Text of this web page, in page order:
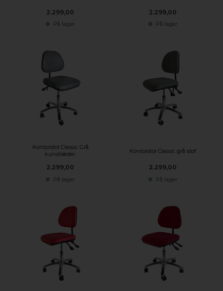
2.299,00
På lager
2.299,00
På lager
Kontorstol Classic Grå
kunstlæder.
2.299,00
På lager
Kontorstol Classic grå stof
2.299,00
På lager